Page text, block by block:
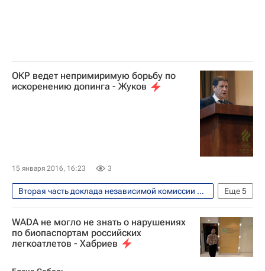
ОКР ведет непримиримую борьбу по
искоренению допинга - Жуков
15 января 2016, 16:23 3
Еще5
Вторая часть доклада независимой комиссии WADA обнародована 14 января 2016 года
Олимпийские игры
Спорт
Александр Жуков
Олимпийский комитет России (ОКР)
WADA не могло не знать о нарушениях
по биопаспортам российских
легкоатлетов - Хабриев